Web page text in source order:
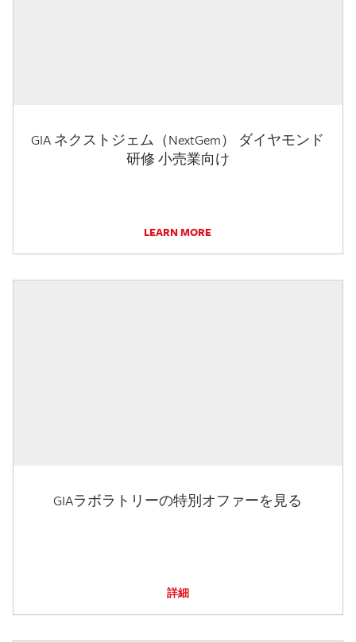
GIA ネクストジェム（NextGem） ダイヤモンド
研修 小売業向け
LEARN MORE
GIAラボラトリーの特別オファーを見る
詳細